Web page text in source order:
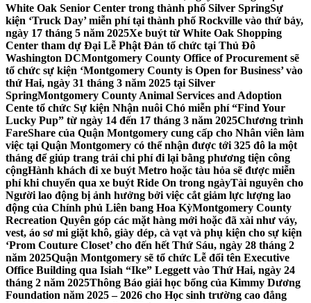
White Oak Senior Center trong thành phố Silver SpringSự
kiện ‘Truck Day’ miễn phí tại thành phố Rockville vào thứ bảy,
ngày 17 tháng 5 năm 2025Xe buýt từ White Oak Shopping
Center tham dự Đại Lễ Phật Đản tổ chức tại Thủ Đô
Washington DCMontgomery County Office of Procurement sẽ
tổ chức sự kiện ‘Montgomery County is Open for Business’ vào
thứ Hai, ngày 31 tháng 3 năm 2025 tại Silver
SpringMontgomery County Animal Services and Adoption
Cente tổ chức Sự kiện Nhận nuôi Chó miễn phí “Find Your
Lucky Pup” từ ngày 14 đến 17 tháng 3 năm 2025Chương trình
FareShare của Quận Montgomery cung cấp cho Nhân viên làm
việc tại Quận Montgomery có thể nhận được tới 325 đô la một
tháng để giúp trang trải chi phí đi lại bằng phương tiện công
cộngHành khách đi xe buýt Metro hoặc tàu hỏa sẽ được miễn
phí khi chuyển qua xe buýt Ride On trong ngàyTài nguyên cho
Người lao động bị ảnh hưởng bởi việc cắt giảm lực lượng lao
động của Chính phủ Liên bang Hoa KỳMontgomery County
Recreation Quyên góp các mặt hàng mới hoặc đã xài như váy,
vest, áo sơ mi giặt khô, giày dép, cà vạt và phụ kiện cho sự kiện
‘Prom Couture Closet’ cho đến hết Thứ Sáu, ngày 28 tháng 2
năm 2025Quận Montgomery sẽ tổ chức Lễ đổi tên Executive
Office Building qua Isiah “Ike” Leggett vào Thứ Hai, ngày 24
tháng 2 năm 2025Thông Báo giải học bổng của Kimmy Dương
Foundation năm 2025 – 2026 cho Học sinh trường cao đẳng